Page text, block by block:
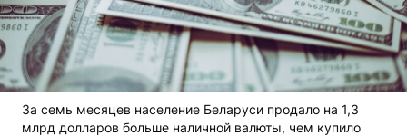
За семь месяцев население Беларуси продало на 1,3
млрд долларов больше наличной валюты, чем купило